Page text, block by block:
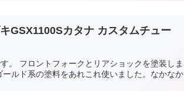
GSX1100Sカタナ カスタムチュー
塗装しま